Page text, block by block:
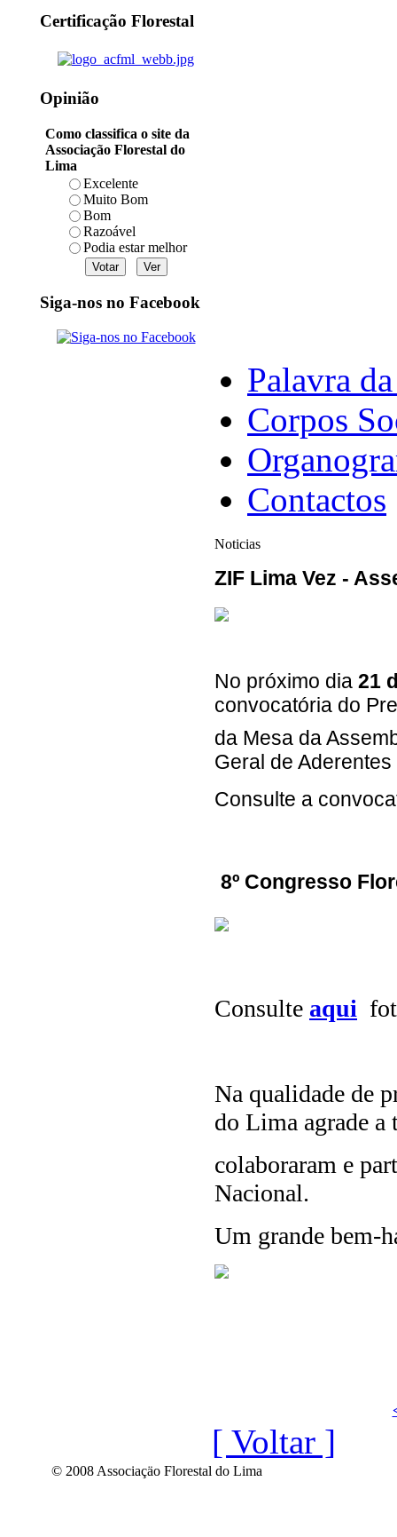
Certificação Florestal
Opinião
Como classifica o site da
Associação Florestal do
Lima
Excelente
Muito Bom
Bom
Razoável
Podia estar melhor
Siga-nos no Facebook
Palavra
Corpos
Contactos
Noticias
ZIF Lima Vez -
No próximo dia 21
convocatória do
da Mesa da
Geral de
Consulte a
8º Congresso
Consulte aqui
Na qualidade de
do Lima agrade a
colaboraram e
Nacional.
Um grande bem-
[ Voltar ]
© 2008 Associaçäo Florestal do Lima